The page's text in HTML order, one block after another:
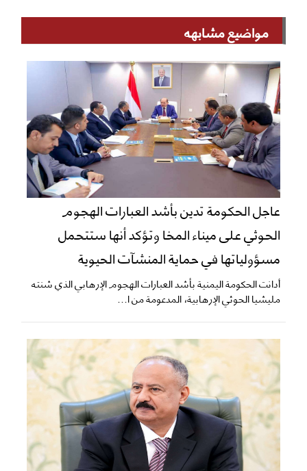
مواضيع مشابهه
عاجل الحكومة تدين بأشد العبارات الهجوم
الحوثي على ميناء المخا وتؤكد أنها ستتحمل
مسؤولياتها في حماية المنشآت الحيوية
أدانت الحكومة اليمنية بأشد العبارات الهجوم الإرهابي الذي شنته
مليشيا الحوثي الإرهابية، المدعومة من ا...